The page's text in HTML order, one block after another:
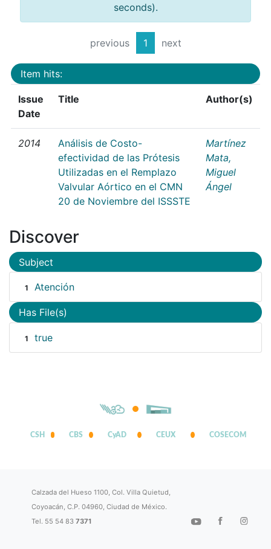
seconds).
previous 1 next
Item hits:
Issue
Date
Title Author(s)
2014
Análisis de Costo-
efectividad de las Prótesis
Utilizadas en el Remplazo
Valvular Aórtico en el CMN
20 de Noviembre del ISSSTE
Martínez
Mata,
Miguel
Ángel
Discover
Subject
1 Atención
Has File(s)
1 true
CSH CBS CyAD CEUX COSECOM
Calzada del Hueso 1100, Col. Villa Quietud,
Coyoacán, C.P. 04960, Ciudad de México.
Tel. 55 54 837371